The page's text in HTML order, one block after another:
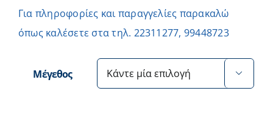
Για πληροφορίες και παραγγελίες παρακαλώ
όπως καλέσετε στα τηλ. 22311277, 99448723
Μέγεθος 